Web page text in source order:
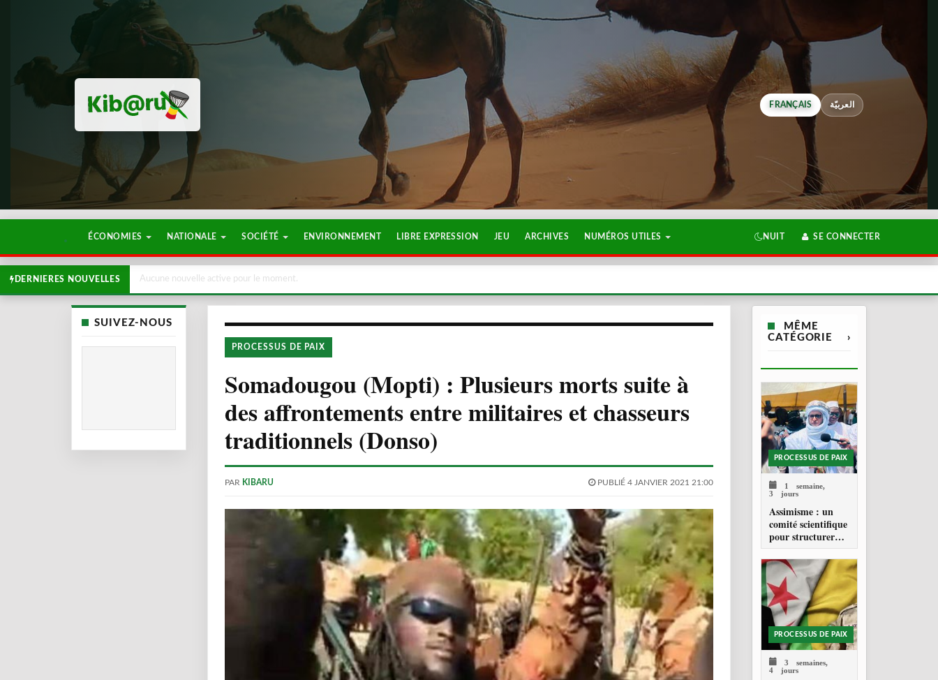
FRANÇAIS العربيّة
ÉCONOMIES NATIONALE SOCIÉTÉ ENVIRONNEMENT LIBRE EXPRESSION JEU ARCHIVES NUMÉROS UTILES NUIT SE CONNECTER
DERNIERES NOUVELLES Aucune nouvelle active pour le moment.
SUIVEZ-NOUS
PROCESSUS DE PAIX
Somadougou (Mopti) : Plusieurs morts suite à
des affrontements entre militaires et chasseurs
traditionnels (Donso)
PAR KIBARU PUBLIÉ 4 JANVIER 2021 21:00
MÊME
CATÉGORIE
›
PROCESSUS DE PAIX
1 semaine,
3 jours
Assimisme : un
comité scientifique
pour structurer
une doctrine de la
refondation
PROCESSUS DE PAIX
3 semaines,
4 jours